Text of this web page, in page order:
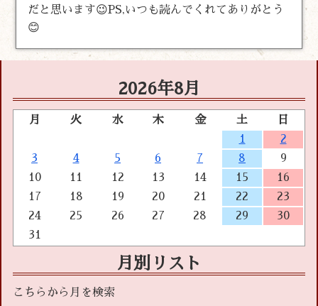
だと思います😉PS,いつも読んでくれてありがとう
😊
2026年8月
月 火 水 木 金 土
日
1
2
3
4 5 6 7 8
9
10
11 12 13 14 15
16
17
18 19 20 21 22
23
24
25 26 27 28 29
30
31
月別リスト